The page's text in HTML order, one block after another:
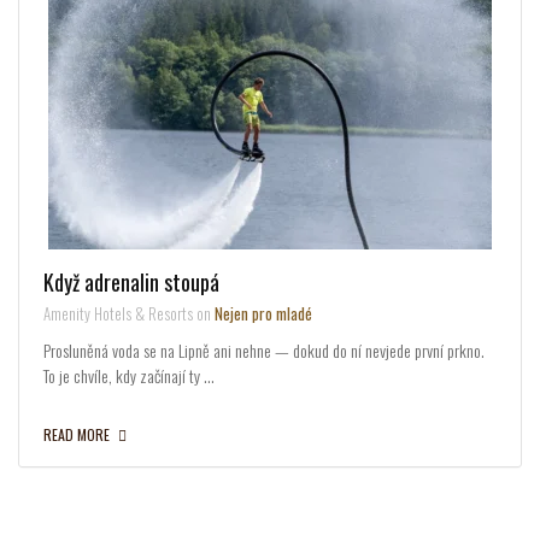
Když adrenalin stoupá
Amenity Hotels & Resorts on Nejen pro mladé
Prosluněná voda se na Lipně ani nehne — dokud do ní nevjede první prkno.
To je chvíle, kdy začínají ty …
READ MORE